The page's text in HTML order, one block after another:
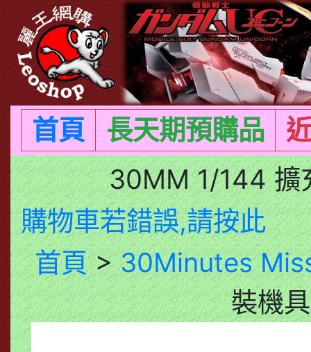
首頁 長天期預購品
30MM 1/144 擴
購物車若錯誤,請按此
首頁>30Minutes
裝機